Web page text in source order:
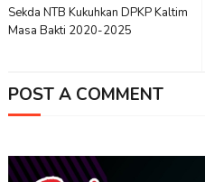
Sekda NTB Kukuhkan DPKP Kaltim
Masa Bakti 2020-2025
POST A COMMENT